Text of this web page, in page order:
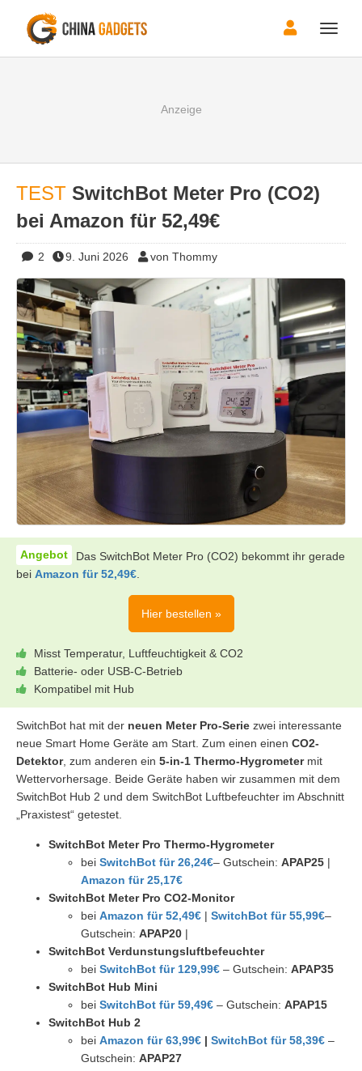
Toggle
TEST SwitchBot Meter Pro (CO2)
bei Amazon für 52,49€
2 9. Juni 2026 von Thommy
Das SwitchBot Meter Pro (CO2) bekommt ihr gerade
bei Amazon für 52,49€.
Hier bestellen »
Misst Temperatur, Luftfeuchtigkeit & CO2
Batterie- oder USB-C-Betrieb
Kompatibel mit Hub
SwitchBot hat mit der neuen Meter Pro-Serie zwei interessante
neue Smart Home Geräte am Start. Zum einen einen CO2-
Detektor, zum anderen ein 5-in-1 Thermo-Hygrometermit
Wettervorhersage. Beide Geräte haben wir zusammen mit dem
SwitchBot Hub 2 und dem SwitchBot Luftbefeuchter im Abschnitt
„Praxistest“ getestet.
SwitchBot Meter Pro Thermo-Hygrometer
bei SwitchBot für 26,24€– Gutschein: APAP25 |
Amazon für 25,17€
SwitchBot Meter Pro CO2-Monitor
bei Amazon für 52,49€ | SwitchBot für 55,99€–
Gutschein: APAP20 |
SwitchBot Verdunstungsluftbefeuchter
bei SwitchBot für 129,99€ – Gutschein: APAP35
SwitchBot Hub Mini
bei SwitchBot für 59,49€ – Gutschein: APAP15
SwitchBot Hub 2
bei Amazon für 63,99€ | SwitchBot für 58,39€ –
Gutschein: APAP27